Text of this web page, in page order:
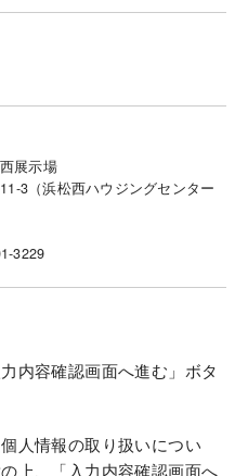
展示場
3（浜松西ハウジングセンター
3229
内容確認画面へ進む」ボタ
人情報の取り扱いについ
上、「入力内容確認画面へ